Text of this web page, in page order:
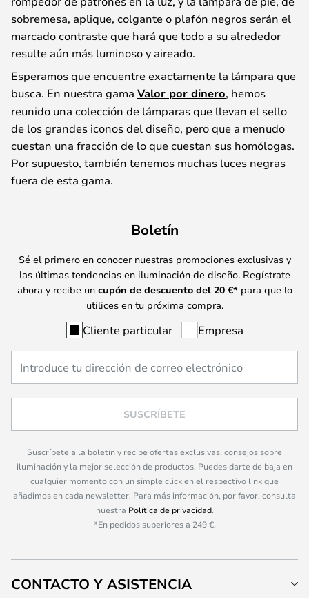
sobremesa, aplique, colgante o plafón negros serán el
marcado contraste que hará que todo a su alrededor
resulte aún más luminoso y aireado.
Esperamos que encuentre exactamente la lámpara que
busca. En nuestra gama Valor por dinero, hemos
reunido una colección de lámparas que llevan el sello
de los grandes iconos del diseño, pero que a menudo
cuestan una fracción de lo que cuestan sus homólogas.
Por supuesto, también tenemos muchas luces negras
fuera de esta gama.
Boletín
Sé el primero en conocer nuestras promociones exclusivas y
las últimas tendencias en iluminación de diseño. Regístrate
ahora y recibe un cupón de descuento del 20 €* para que lo
utilices en tu próxima compra.
Cliente particular Empresa
SUSCRÍBETE
Suscríbete a la boletín y recibe ofertas exclusivas, consejos sobre
iluminación y la mejor selección de productos. Puedes darte de baja en
cualquier momento con un simple click en el respectivo link que
añadimos en cada newsletter. Para más información, por favor, consulta
nuestra Política de privacidad.
*En pedidos superiores a 249 €.
CONTACTO Y ASISTENCIA